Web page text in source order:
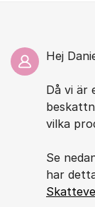
Hej
Då vi är
vilka
Se
har